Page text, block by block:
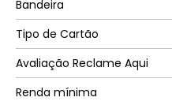
Bandeira
Tipo de Cartão
Avaliação Reclame Aqui
Renda mínima